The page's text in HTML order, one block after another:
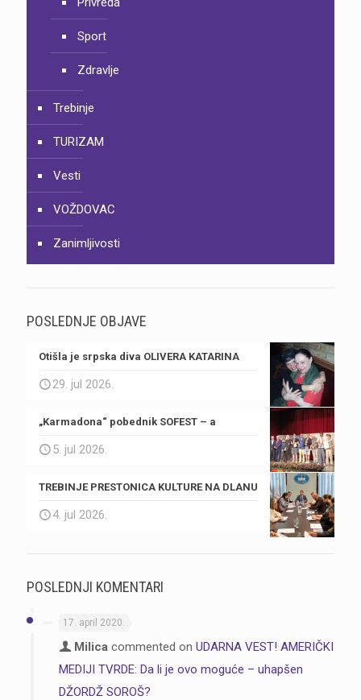
Sport
Zdravlje
Trebinje
TURIZAM
Vesti
VOŽDOVAC
Zanimljivosti
POSLEDNJE OBJAVE
Otišla je srpska diva OLIVERA KATARINA
29. jul 2026.
„Karmadona“ pobednik SOFEST – a
5. jul 2026.
TREBINJE PRESTONICA KULTURE NA DLANU
4. jul 2026.
POSLEDNJI KOMENTARI
17. april 2020.
Milica commented on UDARNA VEST! AMERIČKI
MEDIJI TVRDE: Da li je ovo moguće – uhapšen
DŽORDŽ SOROŠ?